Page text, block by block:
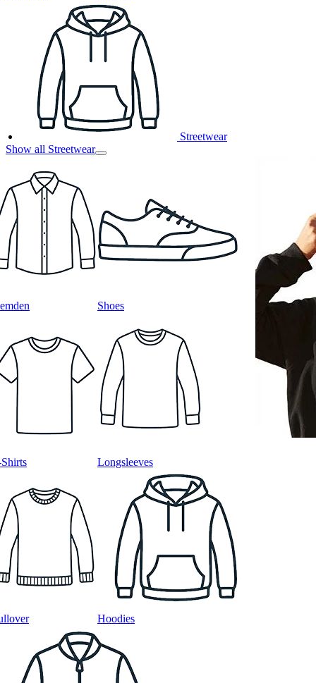
Streetwear
Show all Streetwear
Shoes
Longsleeves
Hoodies